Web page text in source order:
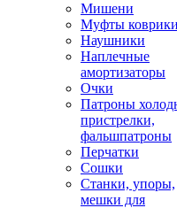
Мишени
Муфты коврики
Наушники
Наплечные
амортизаторы
Очки
Патроны
пристрелки,
фальшпатроны
Перчатки
Сошки
Станки, упоры,
мешки для